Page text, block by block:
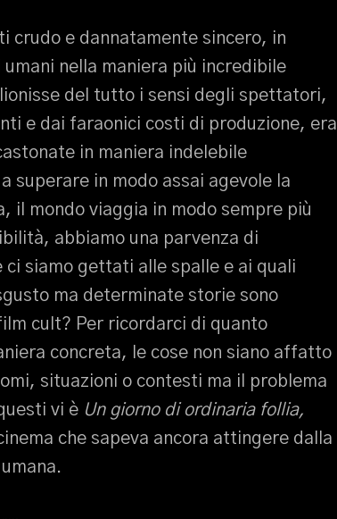
crudo e dannatamente sincero, in
nella maniera più incredibile
del tutto i sensi degli spettatori,
e dai faraonici costi di produzione, era
in maniera indelebile
superare in modo assai agevole la
il mondo viaggia in modo sempre più
abbiamo una parvenza di
siamo gettati alle spalle e ai quali
ma determinate storie sono
cult? Per ricordarci di quanto
concreta, le cose non siano affatto
situazioni o contesti ma il problema
vi è Un giorno di ordinaria follia,
che sapeva ancora attingere dalla